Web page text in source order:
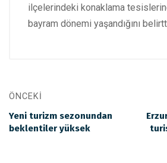
ilçelerindeki konaklama
bayram dönemi yaşandığını
ÖNCEKI
Yeni turizm sezonundan
beklentiler yüksek